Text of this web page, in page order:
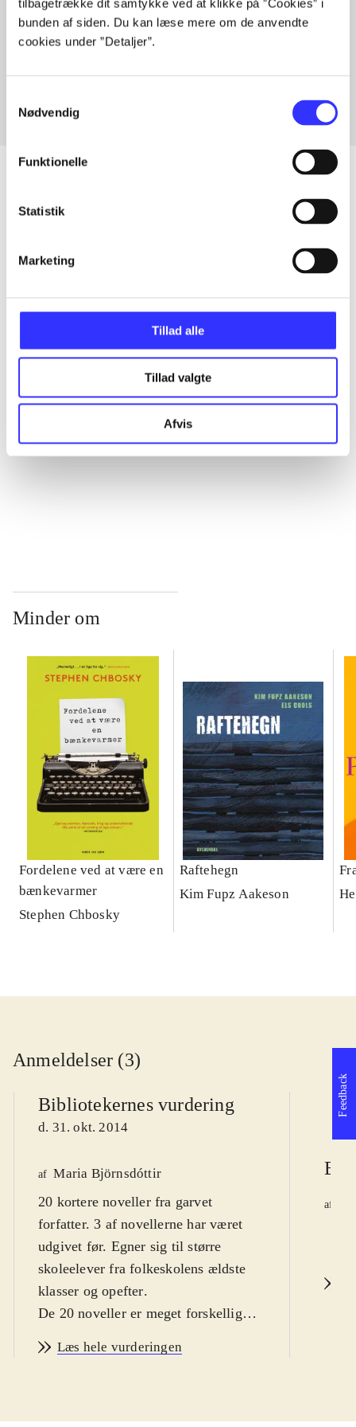
tilbagetrække dit samtykke ved at klikke på ”Cookies” i
bunden af siden. Du kan læse mere om de anvendte
cookies under ”Detaljer”.
Nødvendig
Funktionelle
Statistik
Marketing
Tillad alle
Tillad valgte
Afvis
Artikler med samme emner
Artikler
...
...
Minder om
Fordelene ved at være en
bænkevarmer
Stephen Chbosky
Raftehegn
Kim Fupz Aakeson
Anmeldelser (3)
Bibliotekernes vurdering
d. 31. okt. 2014
af Maria Björnsdóttir
20 kortere noveller fra garvet
forfatter. 3 af novellerne har været
udgivet før. Egner sig til større
skoleelever fra folkeskolens ældste
klasser og opefter.
De 20 noveller er meget forskellige,
almindelige menneskers daglige
Læs hele vurderingen
af
Feedback